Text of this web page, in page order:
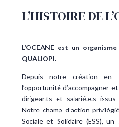
L’HISTOIRE DE
L’OCEANE est un
QUALIOPI.
Depuis notre création en
l’opportunité d’accompagner
dirigeants et salarié.e.s
Notre champ d’action
Sociale et Solidaire (ESS),